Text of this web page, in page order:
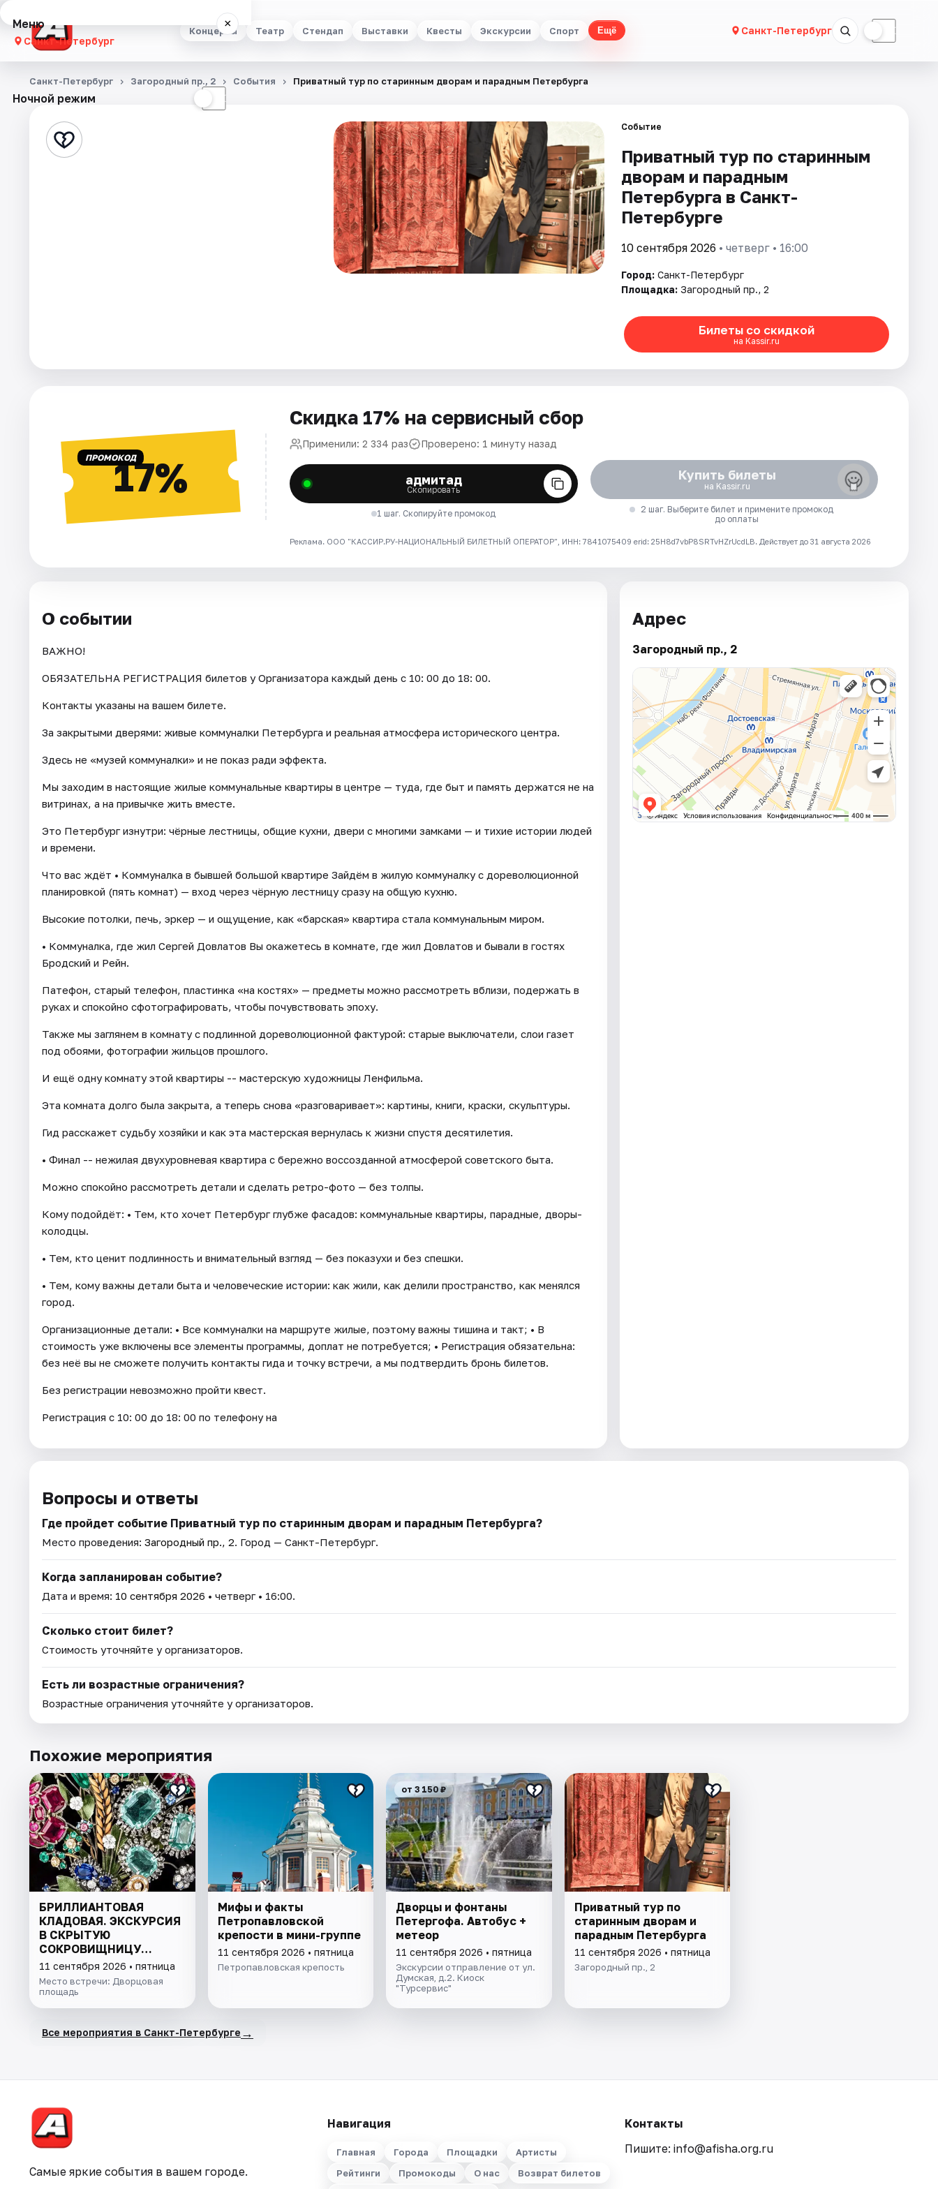
Концерты Театр Стендап Выставки Квесты Экскурсии Спорт Ещё Санкт-Петербург ☾
Меню ×
Санкт-Петербург
Концерты
Стендап
Рейтинги
Ночной режим ☾
Санкт-Петербург Загородный пр., 2 События Приватный тур по старинным дворам и парадным Петербурга
Событие
Приватный тур по старинным
дворам и парадным
Петербурга в Санкт-
Петербурге
10 сентября 2026 • четверг • 16:00
Город: Санкт-Петербург
Площадка: Загородный пр., 2
Билеты со скидкой
на Kassir.ru
ПРОМОКОД17%
Скидка 17% на сервисный сбор
Применили: 2 334 раз Проверено: 1 минуту назад
адмитад
Скопировать
1 шаг. Скопируйте промокод
Купить билеты
на Kassir.ru
2 шаг. Выберите билет и примените промокод
до оплаты
Реклама. ООО "КАССИР.РУ-НАЦИОНАЛЬНЫЙ БИЛЕТНЫЙ ОПЕРАТОР", ИНН: 7841075409 erid: 25H8d7vbP8SRTvHZrUcdLB. Действует до 31 августа 2026
О событии
ВАЖНО!
ОБЯЗАТЕЛЬНА РЕГИСТРАЦИЯ билетов у Организатора каждый день c 10: 00 до 18: 00.
Контакты указаны на вашем билете.
За закрытыми дверями: живые коммуналки Петербурга и реальная атмосфера исторического центра.
Здесь не «музей коммуналки» и не показ ради эффекта.
Мы заходим в настоящие жилые коммунальные квартиры в центре — туда, где быт и память держатся не на
витринах, а на привычке жить вместе.
Это Петербург изнутри: чёрные лестницы, общие кухни, двери с многими замками — и тихие истории людей
и времени.
Что вас ждёт • Коммуналка в бывшей большой квартире Зайдём в жилую коммуналку с дореволюционной
планировкой (пять комнат) — вход через чёрную лестницу сразу на общую кухню.
Высокие потолки, печь, эркер — и ощущение, как «барская» квартира стала коммунальным миром.
• Коммуналка, где жил Сергей Довлатов Вы окажетесь в комнате, где жил Довлатов и бывали в гостях
Бродский и Рейн.
Патефон, старый телефон, пластинка «на костях» — предметы можно рассмотреть вблизи, подержать в
руках и спокойно сфотографировать, чтобы почувствовать эпоху.
Также мы заглянем в комнату с подлинной дореволюционной фактурой: старые выключатели, слои газет
под обоями, фотографии жильцов прошлого.
И ещё одну комнату этой квартиры -- мастерскую художницы Ленфильма.
Эта комната долго была закрыта, а теперь снова «разговаривает»: картины, книги, краски, скульптуры.
Гид расскажет судьбу хозяйки и как эта мастерская вернулась к жизни спустя десятилетия.
• Финал -- нежилая двухуровневая квартира с бережно воссозданной атмосферой советского быта.
Можно спокойно рассмотреть детали и сделать ретро-фото — без толпы.
Кому подойдёт: • Тем, кто хочет Петербург глубже фасадов: коммунальные квартиры, парадные, дворы-
колодцы.
• Тем, кто ценит подлинность и внимательный взгляд — без показухи и без спешки.
• Тем, кому важны детали быта и человеческие истории: как жили, как делили пространство, как менялся
город.
Организационные детали: • Все коммуналки на маршруте жилые, поэтому важны тишина и такт; • В
стоимость уже включены все элементы программы, доплат не потребуется; • Регистрация обязательна:
без неё вы не сможете получить контакты гида и точку встречи, а мы подтвердить бронь билетов.
Без регистрации невозможно пройти квест.
Регистрация с 10: 00 до 18: 00 по телефону на
Адрес
Загородный пр., 2
Вопросы и ответы
Где пройдет событие Приватный тур по старинным дворам и парадным Петербурга?
Место проведения: Загородный пр., 2. Город — Санкт-Петербург.
Когда запланирован событие?
Дата и время: 10 сентября 2026 • четверг • 16:00.
Сколько стоит билет?
Стоимость уточняйте у организаторов.
Есть ли возрастные ограничения?
Возрастные ограничения уточняйте у организаторов.
Похожие мероприятия
БРИЛЛИАНТОВАЯ
КЛАДОВАЯ. ЭКСКУРСИЯ
В СКРЫТУЮ
СОКРОВИЩНИЦУ
ЭРМИТАЖА С БИЛЕТОМ
В МУЗЕЙ
11 сентября 2026 • пятница
Место встречи: Дворцовая
площадь
Мифы и факты
Петропавловской
крепости в мини-группе
11 сентября 2026 • пятница
Петропавловская крепость
от 3 150 ₽
Дворцы и фонтаны
Петергофа. Автобус +
метеор
11 сентября 2026 • пятница
Экскурсии отправление от ул.
Думская, д.2. Киоск
"Турсервис"
Приватный тур по
старинным дворам и
парадным Петербурга
11 сентября 2026 • пятница
Загородный пр., 2
Все мероприятия в Санкт-Петербурге →
Самые яркие события в вашем городе.
Навигация
Главная Города Площадки
Артисты
Рейтинги
Промокоды О нас
Возврат билетов
Контакты
Пишите: info@afisha.org.ru